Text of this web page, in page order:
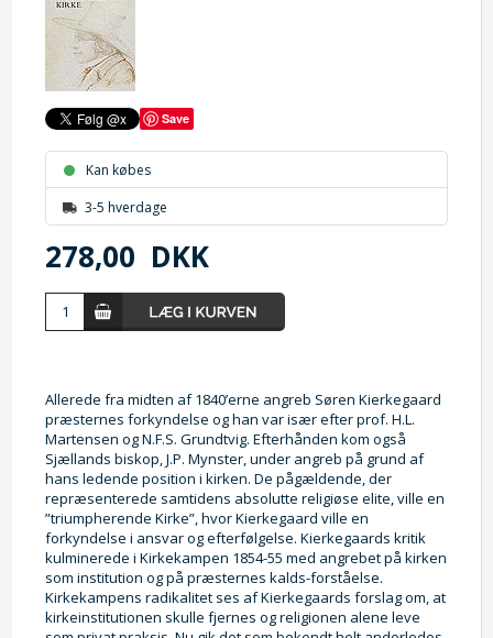
Save
Kan købes
3-5 hverdage
278,00 DKK
Allerede fra midten af 1840’erne angreb Søren Kierkegaard
præsternes forkyndelse og han var især efter prof. H.L.
Martensen og N.F.S. Grundtvig. Efterhånden kom også
Sjællands biskop, J.P. Mynster, under angreb på grund af
hans ledende position i kirken. De pågældende, der
repræsenterede samtidens absolutte religiøse elite, ville en
”triumpherende Kirke”, hvor Kierkegaard ville en
forkyndelse i ansvar og efterfølgelse. Kierkegaards kritik
kulminerede i Kirkekampen 1854-55 med angrebet på kirken
som institution og på præsternes kalds-forståelse.
Kirkekampens radikalitet ses af Kierkegaards forslag om, at
kirkeinstitutionen skulle fjernes og religionen alene leve